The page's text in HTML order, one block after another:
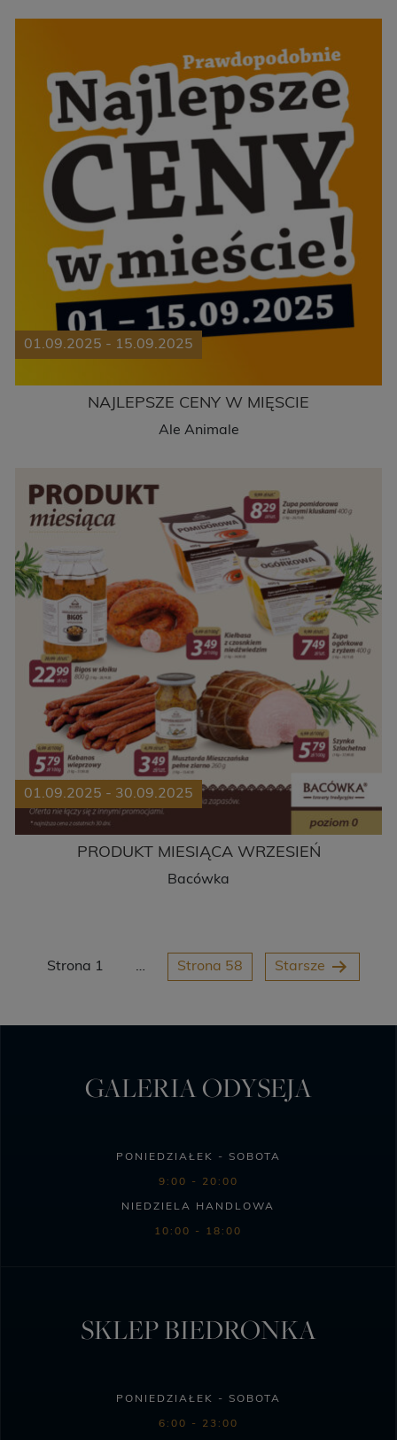
01.09.2025 - 15.09.2025
NAJLEPSZE CENY W MIĘSCIE
Ale Animale
01.09.2025 - 30.09.2025
PRODUKT MIESIĄCA WRZESIEŃ
Bacówka
Strona 1 … Strona 58 Starsze
GALERIA ODYSEJA
PONIEDZIAŁEK - SOBOTA
9:00 - 20:00
NIEDZIELA HANDLOWA
10:00 - 18:00
SKLEP BIEDRONKA
PONIEDZIAŁEK - SOBOTA
6:00 - 23:00